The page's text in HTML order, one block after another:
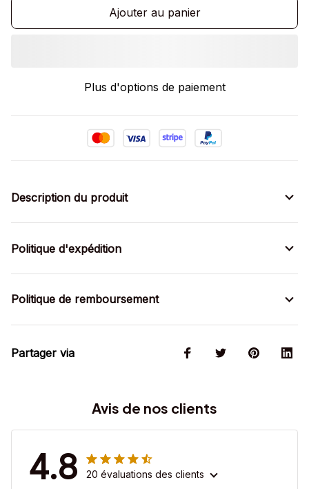
Ajouter au panier
Plus d'options de paiement
Description du produit
Politique d'expédition
Politique de remboursement
Partager via
Avis de nos clients
4.8 20 évaluations des clients